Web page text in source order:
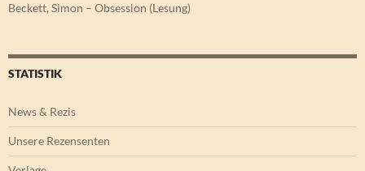
Beckett, Simon – Obsession (Lesung)
STATISTIK
News & Rezis
Unsere Rezensenten